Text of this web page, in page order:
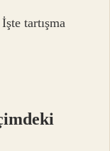
tartışma